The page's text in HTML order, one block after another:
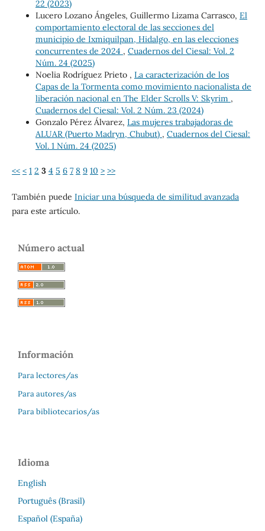
22 (2023)
Lucero Lozano Ángeles, Guillermo Lizama Carrasco, El
comportamiento electoral de las secciones del
municipio de Ixmiquilpan, Hidalgo, en las elecciones
concurrentes de 2024 , Cuadernos del Ciesal: Vol. 2
Núm. 24 (2025)
Noelia Rodríguez Prieto , La caracterización de los
Capas de la Tormenta como movimiento nacionalista de
liberación nacional en The Elder Scrolls V: Skyrim ,
Cuadernos del Ciesal: Vol. 2 Núm. 23 (2024)
Gonzalo Pérez Álvarez, Las mujeres trabajadoras de
ALUAR (Puerto Madryn, Chubut) , Cuadernos del Ciesal:
Vol. 1 Núm. 24 (2025)
<< < 1 2 3 4 5 6 7 8 9 10 > >>
También puede Iniciar una búsqueda de similitud avanzada
para este artículo.
Número actual
Información
Para lectores/as
Para autores/as
Para bibliotecarios/as
Idioma
English
Português (Brasil)
Español (España)